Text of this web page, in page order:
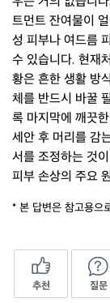
트먼트 잔여물이
성 피부나 여드름
수 있습니다. 현재
황은 흔한 생활 방
체를 반드시 바꿀
록 마지막에 깨끗
세안 후 머리를 감
서를 조정하는 것
피부 손상의 주요
* 본 답변은 참고용으
추천 질문